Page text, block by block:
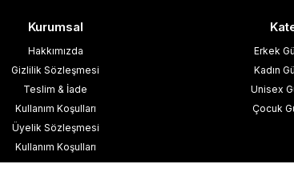
Kurumsal
Hakkımızda
Gizlilik Sözleşmesi
Teslim & İade
Kullanım Koşulları
Üyelik Sözleşmesi
Kullanım Koşulları
Satış Sözleşmesi
Erkek
Kadın
Unisex
Çocuk